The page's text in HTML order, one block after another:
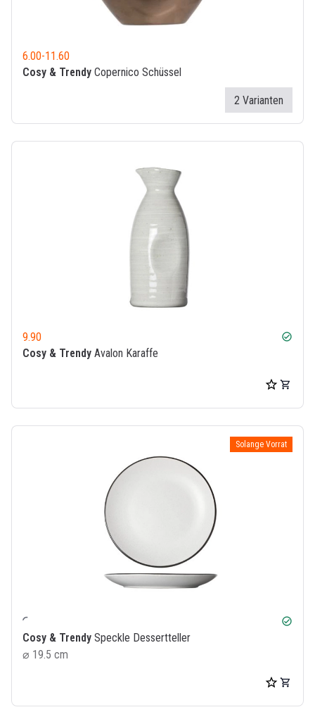
6.00-11.60
Cosy & Trendy Copernico Schüssel
2 Varianten
9.90 check_circle
Cosy & Trendy Avalon Karaffe
Solange Vorrat
check_circle
Cosy & Trendy Speckle Dessertteller
⌀ 19.5 cm